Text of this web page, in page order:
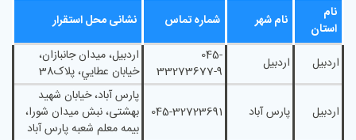
نام
استان
نام شهر شماره تماس نشانی محل استقرار
اردبیل اردبیل
045-
33273677-9
اردبيل، ميدان جانبازان،
خيابان عطايي، پلاک38
اردبیل پارس آباد 045-32723691
پارس آباد، خیابان شهید
بهشتی، نبش میدان شورا،
بیمه معلم شعبه پارس آباد